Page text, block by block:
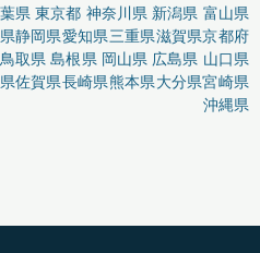
県 東京都 神奈川県 新潟県 富山県
静岡県愛知県三重県滋賀県京都府
鳥取県 島根県 岡山県 広島県 山口県
佐賀県長崎県熊本県大分県宮崎県
沖縄県